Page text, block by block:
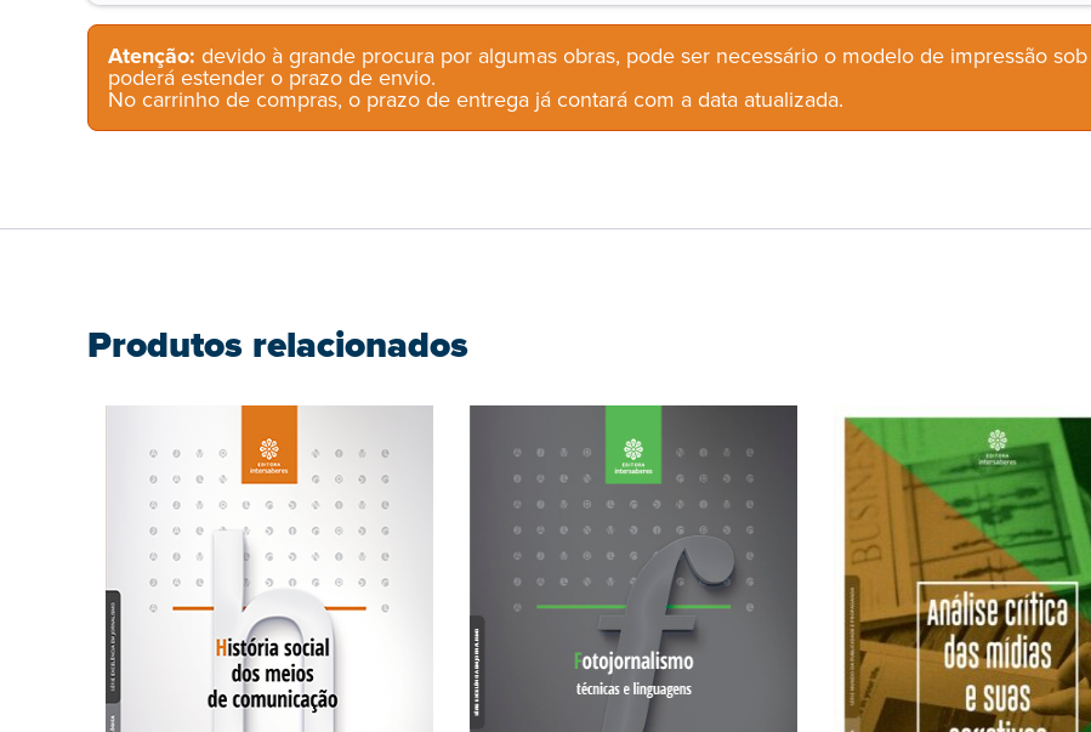
Atenção: devido à grande procura por algumas obras, pode ser necessário o modelo de impressão
poderá estender o prazo de envio.
No carrinho de compras, o prazo de entrega já contará com a data atualizada.
Produtos relacionados